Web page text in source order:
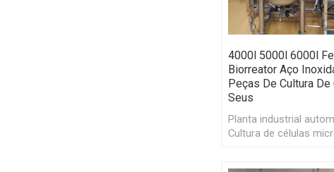
4000l 5000l 6000l
Biorreator Aço
Peças De Cultura De
Seus
Planta industrial
Cultura de células